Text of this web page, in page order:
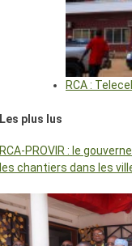
RCA :
Les plus lus
RCA-PROVIR : le
les chantiers dans les